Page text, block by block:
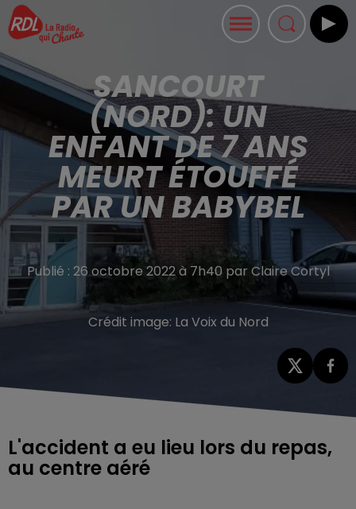
SANCOURT
(NORD): UN
ENFANT DE 7 ANS
MEURT ÉTOUFFÉ
PAR UN BABYBEL
Publié : 26 octobre 2022 à 7h40 par Claire Cortyl
Crédit image: La Voix du Nord
L'accident a eu lieu lors du repas,
au centre aéré